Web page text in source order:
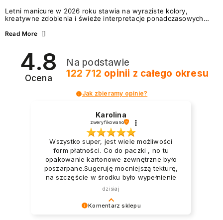
Letni manicure w 2026 roku stawia na wyraziste kolory,
kreatywne zdobienia i świeże interpretacje ponadczasowych
zarówno energetycznych odcieni inspirowanych wakacjami, jak
2026? Znajdź inspirację dla swojego manicure!
Read More
4.8
Ocena
Na podstawie
122 712 opinii z całego okresu
Jak zbieramy opinie?
Komentarz sklepu
Karolina
zweryfikowano
Wszystko super, jest wiele możliwości
form płatności. Co do paczki , no tu
opakowanie kartonowe zewnętrzne było
poszarpane.Sugeruję mocniejszą tekturę,
na szczęście w środku było wypełnienie
foliowe i to zabezpieczyło produkty.
widać było wnętrze, strasznie żałuję że
dzisiaj